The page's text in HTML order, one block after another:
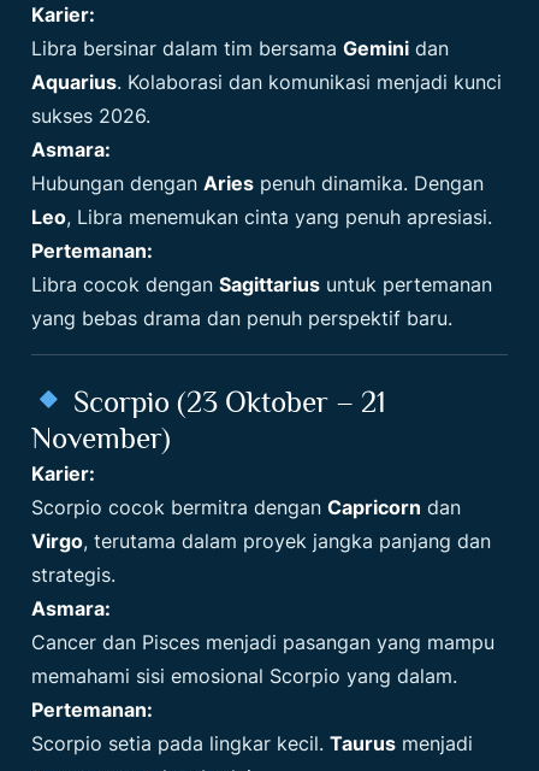
Karier:
Libra bersinar dalam tim bersamaGemini dan
Aquarius. Kolaborasi dan komunikasi menjadi kunci
sukses 2026.
Asmara:
Hubungan denganAries penuh dinamika. Dengan
Leo, Libra menemukan cinta yang penuh apresiasi.
Pertemanan:
Libra cocok denganSagittarius untuk pertemanan
yang bebas drama dan penuh perspektif baru.
Scorpio (23 Oktober – 21
November)
Karier:
Scorpio cocok bermitra denganCapricorn dan
Virgo, terutama dalam proyek jangka panjang dan
strategis.
Asmara:
Cancer dan Pisces menjadi pasangan yang mampu
memahami sisi emosional Scorpio yang dalam.
Pertemanan:
Scorpio setia pada lingkar kecil.Taurus menjadi